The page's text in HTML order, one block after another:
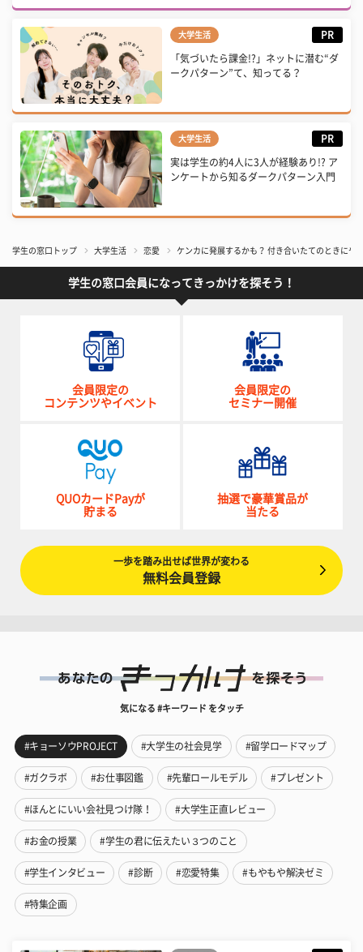
大学生活 PR
「気づいたら課金!?」ネットに潜む“ダ
ークパターン”て、知ってる？
大学生活 PR
実は学生の約4人に3人が経験あり!? ア
ンケートから知るダークパターン入門
学生の窓口トップ 大学生活 恋愛 ケンカに発展するかも？ 付き合いたてのときにや
学生の窓口会員になってきっかけを探そう！
会員限定の
コンテンツやイベント
会員限定の
セミナー開催
QUOカードPayが
貯まる
抽選で豪華賞品が
当たる
一歩を踏み出せば世界が変わる
無料会員登録
気になる #キーワード をタッチ
#キョーソウPROJECT #大学生の社会見学 #留学ロードマップ
#ガクラボ #お仕事図鑑 #先輩ロールモデル #プレゼント
#ほんとにいい会社見つけ隊！ #大学生正直レビュー
#お金の授業 #学生の君に伝えたい３つのこと
#学生インタビュー #診断 #恋愛特集 #もやもや解決ゼミ
#特集企画